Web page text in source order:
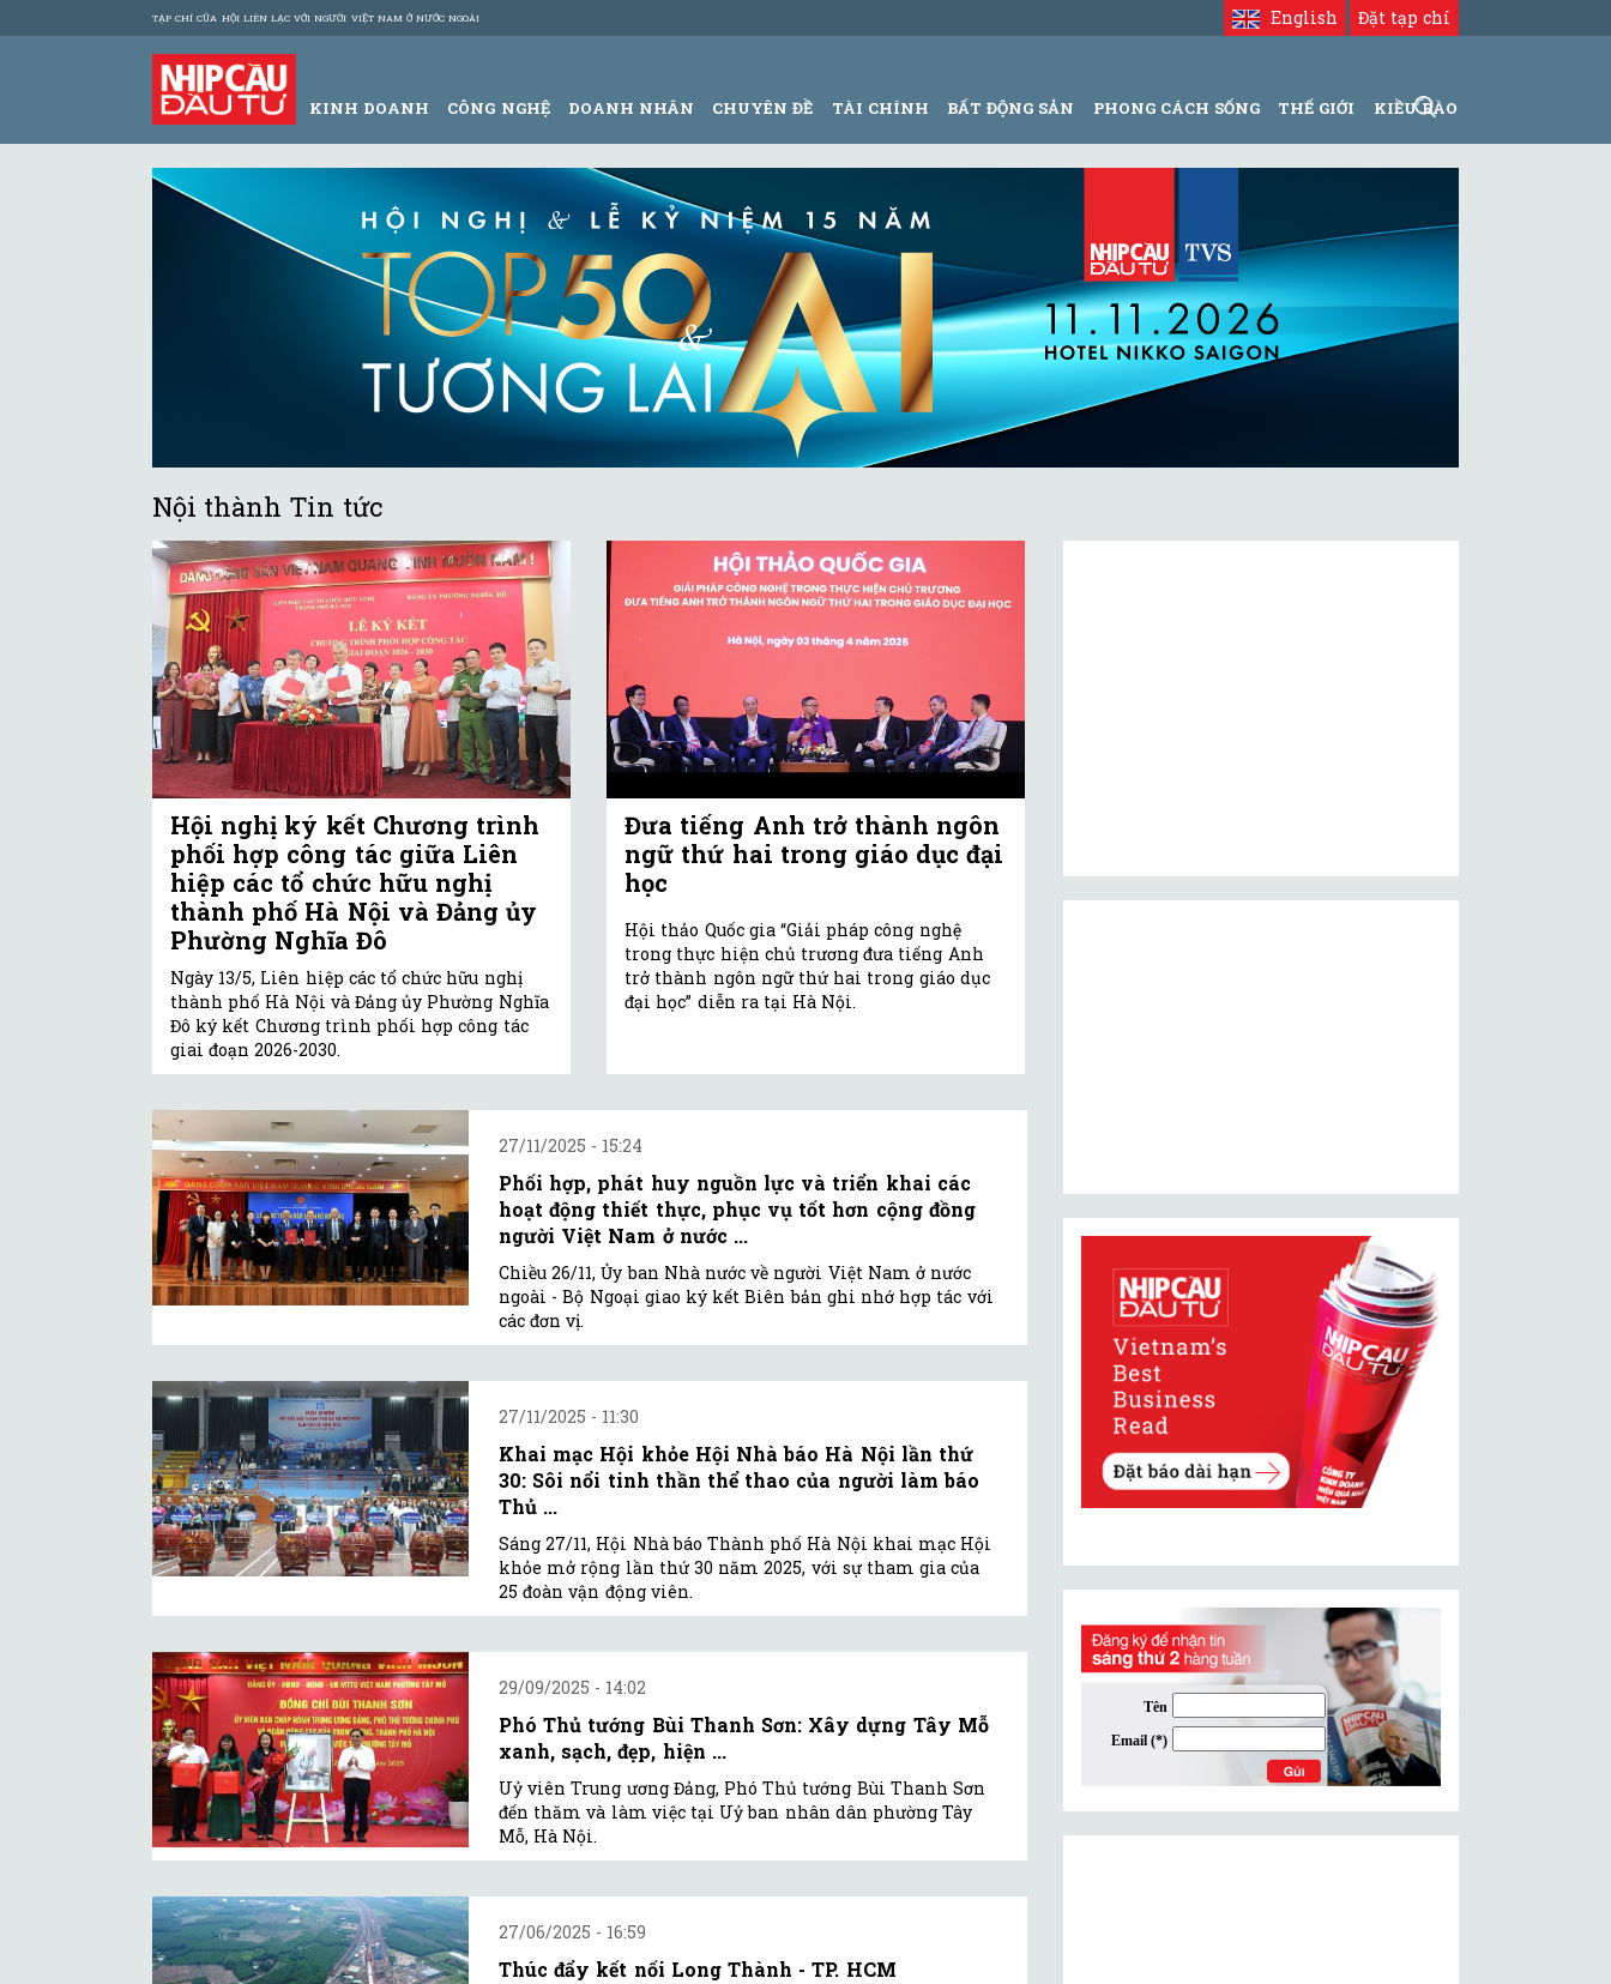
TẠP CHÍ CỦA HỘI LIÊN LẠC VỚI NGƯỜI VIỆT NAM Ở NƯỚC NGOÀI Đặt tạp chí
English
KINH DOANH CÔNG NGHỆ DOANH NHÂN CHUYÊN ĐỀ TÀI CHÍNH BẤT ĐỘNG SẢN PHONG CÁCH SỐNG THẾ GIỚI KIỀU BÀO
Nội thành Tin tức
Hội nghị ký kết Chương trình
phối hợp công tác giữa Liên
hiệp các tổ chức hữu nghị
thành phố Hà Nội và Đảng ủy
Phường Nghĩa Đô
Ngày 13/5, Liên hiệp các tổ chức hữu nghị
thành phố Hà Nội và Đảng ủy Phường Nghĩa
Đô ký kết Chương trình phối hợp công tác
giai đoạn 2026-2030.
Đưa tiếng Anh trở thành ngôn
ngữ thứ hai trong giáo dục đại
học
Hội thảo Quốc gia “Giải pháp công nghệ
trong thực hiện chủ trương đưa tiếng Anh
trở thành ngôn ngữ thứ hai trong giáo dục
đại học” diễn ra tại Hà Nội.
27/11/2025 - 15:24
Phối hợp, phát huy nguồn lực và triển khai các
hoạt động thiết thực, phục vụ tốt hơn cộng đồng
người Việt Nam ở nước ...
Chiều 26/11, Ủy ban Nhà nước về người Việt Nam ở nước
ngoài - Bộ Ngoại giao ký kết Biên bản ghi nhớ hợp tác với
các đơn vị.
27/11/2025 - 11:30
Khai mạc Hội khỏe Hội Nhà báo Hà Nội lần thứ
30: Sôi nổi tinh thần thể thao của người làm báo
Thủ ...
Sáng 27/11, Hội Nhà báo Thành phố Hà Nội khai mạc Hội
khỏe mở rộng lần thứ 30 năm 2025, với sự tham gia của
25 đoàn vận động viên.
29/09/2025 - 14:02
Phó Thủ tướng Bùi Thanh Sơn: Xây dựng Tây Mỗ
xanh, sạch, đẹp, hiện ...
Uỷ viên Trung ương Đảng, Phó Thủ tướng Bùi Thanh Sơn
đến thăm và làm việc tại Uỷ ban nhân dân phường Tây
Mỗ, Hà Nội.
27/06/2025 - 16:59
Thúc đẩy kết nối Long Thành - TP. HCM